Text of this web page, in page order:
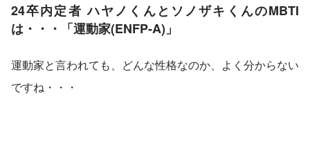
24卒内定者 ハヤノくんとソノザキくんのMBTI
は・・・「運動家(ENFP-A)」
運動家と言われても、どんな性格なのか、よく分からない
ですね・・・